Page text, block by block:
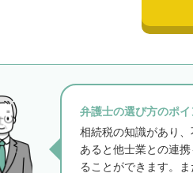
弁護士の選び方のポイ
相続税の知識があり
あると他士業との連
ることができます。